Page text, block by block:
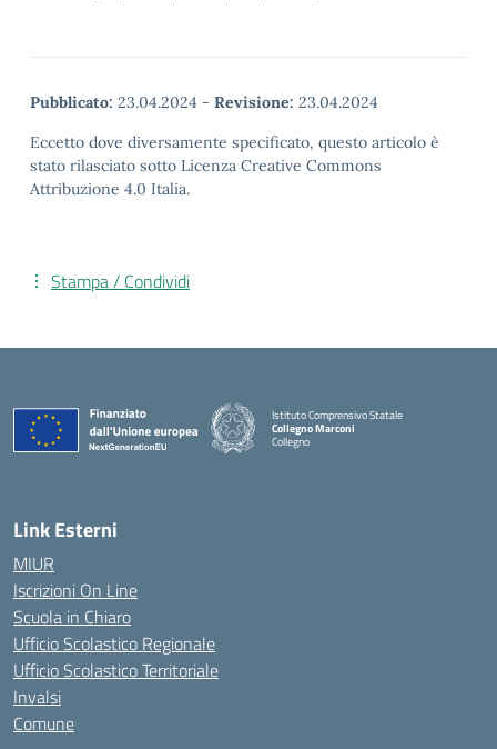
Pubblicato: 23.04.2024 - Revisione: 23.04.2024
Eccetto dove diversamente specificato, questo articolo è
stato rilasciato sotto Licenza Creative Commons
Attribuzione 4.0 Italia.
Stampa / Condividi
Istituto Comprensivo Statale
Collegno Marconi
Collegno
Link Esterni
MIUR
Iscrizioni On Line
Scuola in Chiaro
Ufficio Scolastico Regionale
Ufficio Scolastico Territoriale
Invalsi
Comune